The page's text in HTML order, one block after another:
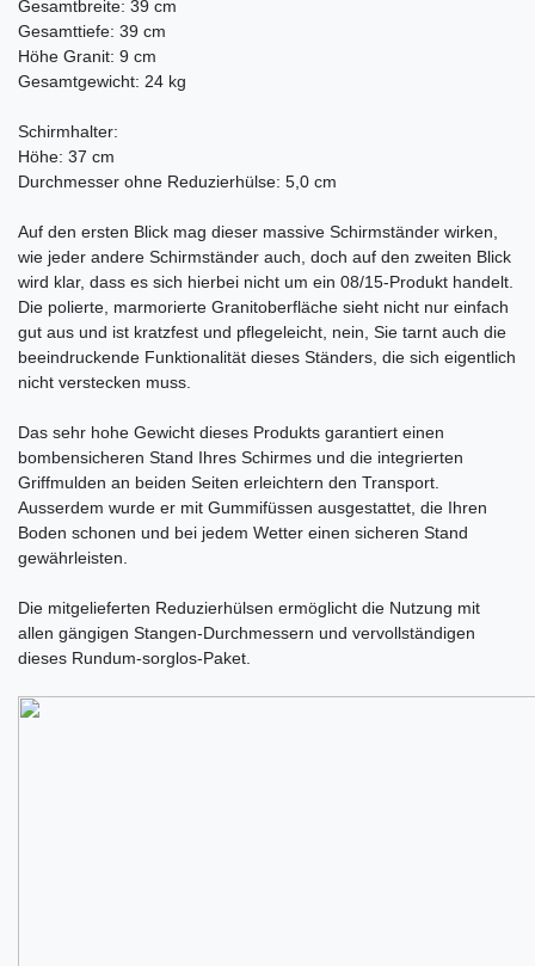
Gesamtbreite: 39 cm
Gesamttiefe: 39 cm
Höhe Granit: 9 cm
Gesamtgewicht: 24 kg
Schirmhalter:
Höhe: 37 cm
Durchmesser ohne Reduzierhülse: 5,0 cm
Auf den ersten Blick mag dieser massive Schirmständer wirken,
wie jeder andere Schirmständer auch, doch auf den zweiten Blick
wird klar, dass es sich hierbei nicht um ein 08/15-Produkt handelt.
Die polierte, marmorierte Granitoberfläche sieht nicht nur einfach
gut aus und ist kratzfest und pflegeleicht, nein, Sie tarnt auch die
beeindruckende Funktionalität dieses Ständers, die sich eigentlich
nicht verstecken muss.
Das sehr hohe Gewicht dieses Produkts garantiert einen
bombensicheren Stand Ihres Schirmes und die integrierten
Griffmulden an beiden Seiten erleichtern den Transport.
Ausserdem wurde er mit Gummifüssen ausgestattet, die Ihren
Boden schonen und bei jedem Wetter einen sicheren Stand
gewährleisten.
Die mitgelieferten Reduzierhülsen ermöglicht die Nutzung mit
allen gängigen Stangen-Durchmessern und vervollständigen
dieses Rundum-sorglos-Paket.